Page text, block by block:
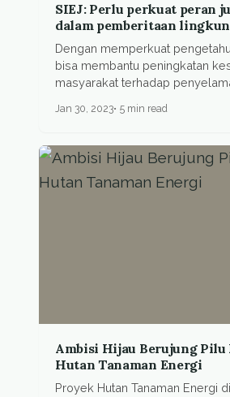
SIEJ: Perlu perkuat peran
dalam pemberitaan
Dengan memperkuat
bisa membantu peningkatan
masyarakat terhadap
Jan 30, 2023 5 min read
Ambisi Hijau Berujung Pilu
Hutan Tanaman Energi
Proyek Hutan Tanaman Energi